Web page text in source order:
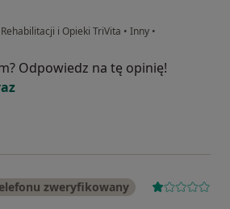
i Opieki TriVita • Inny •
Odpowiedz na tę opinię!
zweryfikowany